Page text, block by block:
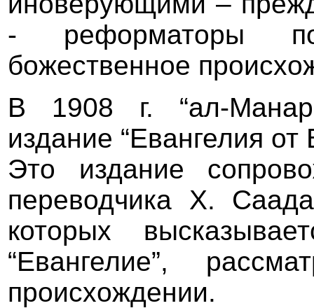
- реформаторы
божественное
В 1908 г. “ал-
издание “Евангелия
Это издание
переводчика Х.
которых
“Евангелие”,
происхождении.